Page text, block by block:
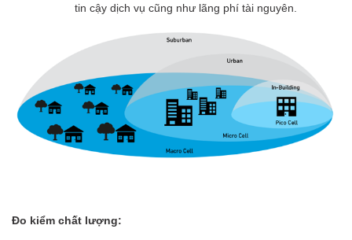
tin cậy dịch vụ cũng như lãng phí tài nguyên.
Đo kiểm chất lượng: